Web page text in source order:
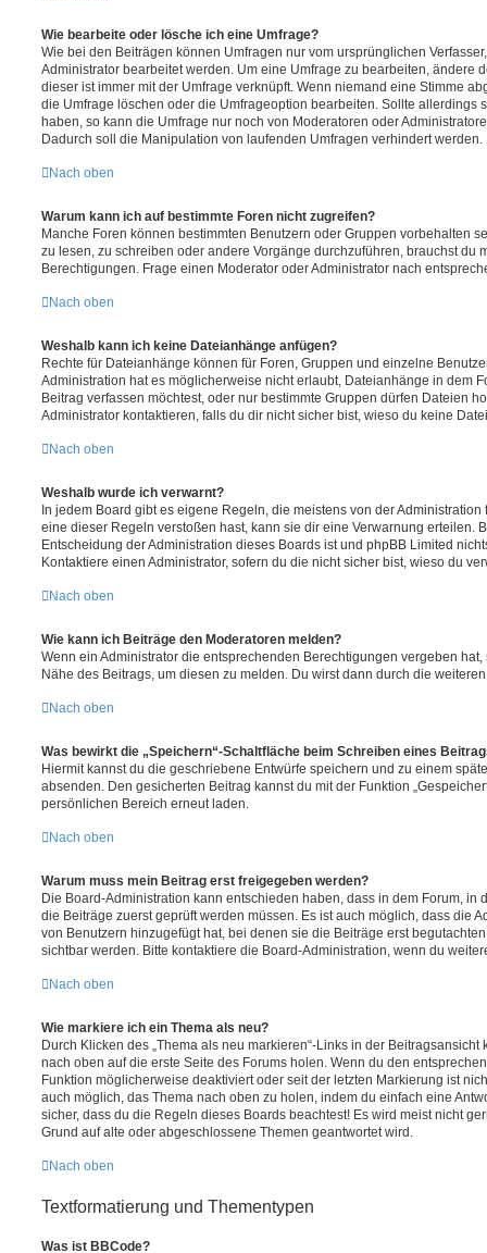
Wie bearbeite oder lösche ich eine Umfrage?
Wie bei den Beiträgen können Umfragen nur vom ursprünglichen
Administrator bearbeitet werden. Um eine Umfrage zu bearbeiten, ändere
dieser ist immer mit der Umfrage verknüpft. Wenn niemand eine Stimme
die Umfrage löschen oder die Umfrageoption bearbeiten. Sollte allerdings
haben, so kann die Umfrage nur noch von Moderatoren oder
Dadurch soll die Manipulation von laufenden Umfragen verhindert werden.
Nach oben
Warum kann ich auf bestimmte Foren nicht zugreifen?
Manche Foren können bestimmten Benutzern oder Gruppen vorbehalten
zu lesen, zu schreiben oder andere Vorgänge durchzuführen, brauchst du
Berechtigungen. Frage einen Moderator oder Administrator nach
Nach oben
Weshalb kann ich keine Dateianhänge anfügen?
Rechte für Dateianhänge können für Foren, Gruppen und einzelne
Administration hat es möglicherweise nicht erlaubt, Dateianhänge in dem
Beitrag verfassen möchtest, oder nur bestimmte Gruppen dürfen Dateien
Administrator kontaktieren, falls du dir nicht sicher bist, wieso du keine
Nach oben
Weshalb wurde ich verwarnt?
In jedem Board gibt es eigene Regeln, die meistens von der
eine dieser Regeln verstoßen hast, kann sie dir eine Verwarnung erteilen.
Entscheidung der Administration dieses Boards ist und phpBB Limited
Kontaktiere einen Administrator, sofern du die nicht sicher bist, wieso du
Nach oben
Wie kann ich Beiträge den Moderatoren melden?
Wenn ein Administrator die entsprechenden Berechtigungen vergeben
Nähe des Beitrags, um diesen zu melden. Du wirst dann durch die
Nach oben
Was bewirkt die „Speichern“-Schaltfläche beim Schreiben eines
Hiermit kannst du die geschriebene Entwürfe speichern und zu einem
absenden. Den gesicherten Beitrag kannst du mit der Funktion
persönlichen Bereich erneut laden.
Nach oben
Warum muss mein Beitrag erst freigegeben werden?
Die Board-Administration kann entschieden haben, dass in dem Forum, in
die Beiträge zuerst geprüft werden müssen. Es ist auch möglich, dass die
von Benutzern hinzugefügt hat, bei denen sie die Beiträge erst
sichtbar werden. Bitte kontaktiere die Board-Administration, wenn du
Nach oben
Wie markiere ich ein Thema als neu?
Durch Klicken des „Thema als neu markieren“-Links in der
nach oben auf die erste Seite des Forums holen. Wenn du den
Funktion möglicherweise deaktiviert oder seit der letzten Markierung ist
auch möglich, das Thema nach oben zu holen, indem du einfach eine
sicher, dass du die Regeln dieses Boards beachtest! Es wird meist nicht
Grund auf alte oder abgeschlossene Themen geantwortet wird.
Nach oben
Textformatierung und Thementypen
Was ist BBCode?